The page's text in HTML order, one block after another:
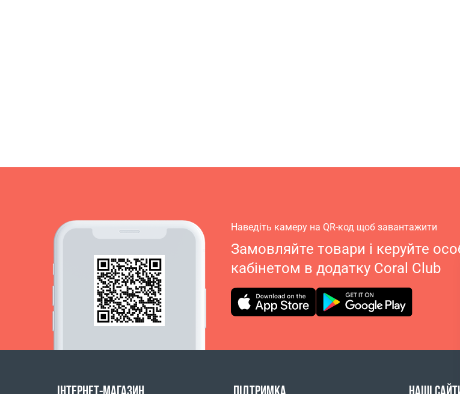
Наведіть камеру на QR-код щоб завантажити
Замовляйте товари і керуйте
кабінетом в додатку Coral Club
ІНТЕРНЕТ-МАГАЗИН ПІДТРИМКА НАШІ